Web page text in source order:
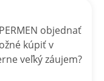
objednať
kúpiť v
veľký záujem?